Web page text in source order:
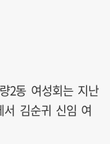
2동 여성회는 지난
서 김순귀 신임 여